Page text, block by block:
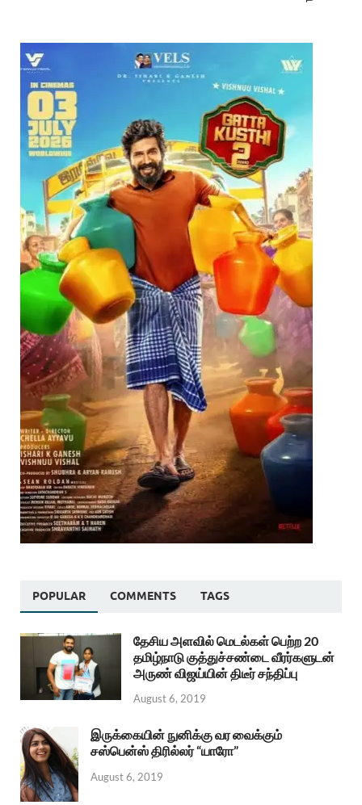
POPULAR COMMENTS TAGS
தேசிய அளவில் மெடல்கள் பெற்ற 20
தமிழ்நாடு குத்துச்சண்டை வீரர்களுடன்
அருண் விஜய்யின் திடீர் சந்திப்பு
August 6, 2019
இருக்கையின் நுனிக்கு வர வைக்கும்
சஸ்பென்ஸ் திரில்லர் “யாரோ”
August 6, 2019